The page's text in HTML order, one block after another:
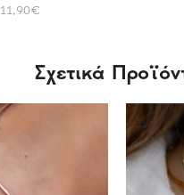
11,90€
Σχετικά